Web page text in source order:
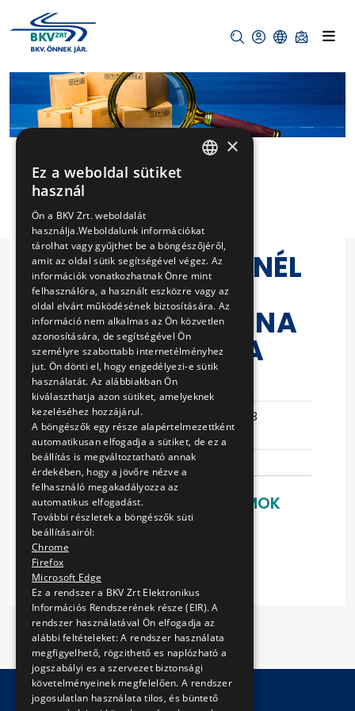
TÁTRA
VILLAMOSOK
FUTÁR KIJELZŐNÉL
LÉVŐ
OLDALABLAKAINA
K ÁTALAKÍTÁSA
Eljárás száma
Ajánlattételi
határidő
2014-05-13
15:32:26
LETÖLTHETŐ DOKUMENTUMOK
Ajánlati felhívás
×
Ez a weboldal sütiket
használ
Ön a BKV Zrt. weboldalát
használja.Weboldalunk információkat
tárolhat vagy gyűjthet be a böngészőjéről,
amit az oldal sütik segítségével végez. Az
információk vonatkozhatnak Önre mint
felhasználóra, a használt eszközre vagy az
oldal elvárt működésének biztosítására. Az
információ nem alkalmas az Ön közvetlen
azonosítására, de segítségével Ön
személyre szabottabb internetélményhez
jut. Ön dönti el, hogy engedélyezi-e sütik
használatát. Az alábbiakban Ön
kiválaszthatja azon sütiket, amelyeknek
kezeléséhez hozzájárul.
A böngészők egy része alapértelmezettként
automatikusan elfogadja a sütiket, de ez a
beállítás is megváltoztatható annak
érdekében, hogy a jövőre nézve a
felhasználó megakadályozza az
automatikus elfogadást.
További részletek a böngészők süti
beállításairól:
Chrome
Firefox
Microsoft Edge
Ez a rendszer a BKV Zrt Elektronikus
Információs Rendszerének része (EIR). A
rendszer használatával Ön elfogadja az
alábbi feltételeket: A rendszer használata
megfigyelhető, rögzithető es naplózható a
jogszabályi es a szervezet biztonsági
követelményeinek megfelelően. A rendszer
jogosulatlan használata tilos, és büntető